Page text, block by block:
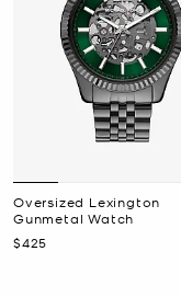
Oversized Lexington
Gunmetal Watch
Ahora
$425